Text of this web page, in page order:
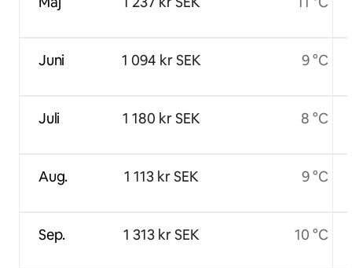
Juni
Juli
Aug.
Sep.
1 094 kr SEK
1 180 kr SEK
1 113 kr SEK
1 313 kr SEK
9 °C
8 °C
9 °C
10 °C